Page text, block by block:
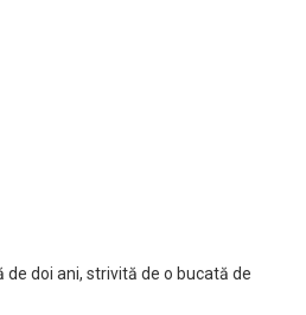
doi ani, strivită de o bucată de